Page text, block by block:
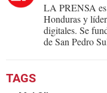
LA PRENSA es
Honduras y
digitales. Se
de San Pedro